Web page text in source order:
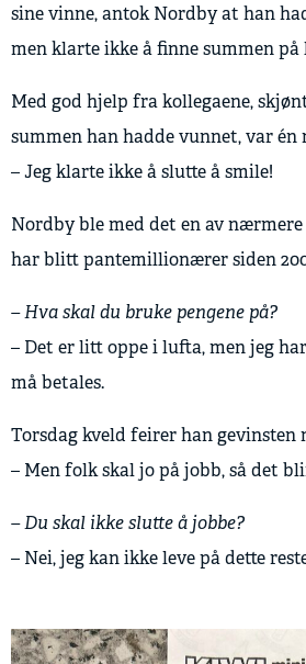
sine vinne, antok Nordby at han
men klarte ikke å finne summen på
Med god hjelp fra kollegaene,
summen han hadde vunnet, var
– Jeg klarte ikke å slutte å smile!
Nordby ble med det en av nærmere
har blitt pantemillionærer siden
– Hva skal du bruke pengene på?
– Det er litt oppe i lufta, men jeg
må betales.
Torsdag kveld feirer han gevinsten
– Men folk skal jo på jobb, så det
– Du skal ikke slutte å jobbe?
– Nei, jeg kan ikke leve på dette